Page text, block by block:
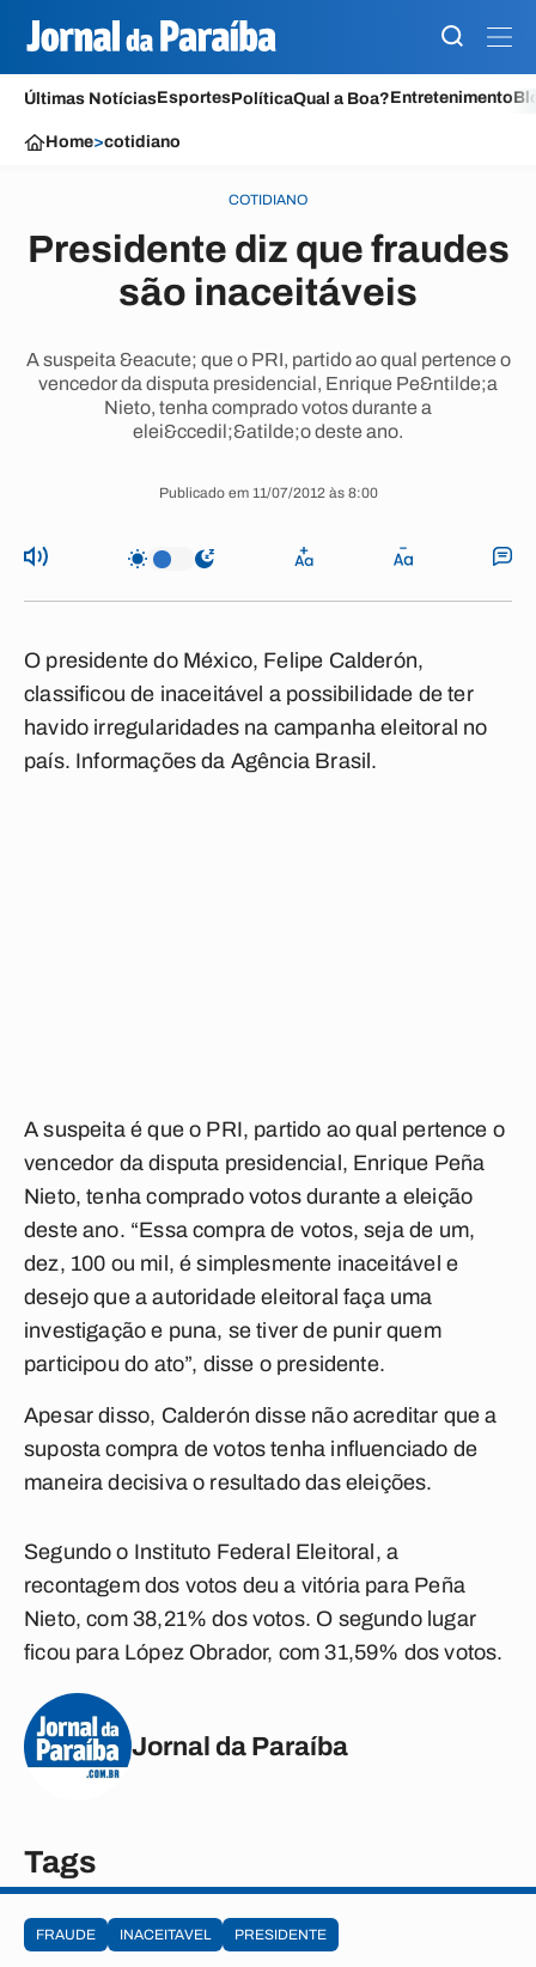
Últimas NotíciasEsportesPolíticaQual a Boa?Entretenimento
Home>cotidiano
COTIDIANO
Presidente diz que fraudes
são inaceitáveis
A suspeita &eacute; que o PRI, partido ao qual pertence o
vencedor da disputa presidencial, Enrique Pe&ntilde;a
Nieto, tenha comprado votos durante a
elei&ccedil;&atilde;o deste ano.
Publicado em 11/07/2012 às 8:00
O presidente do México, Felipe Calderón,
classificou de inaceitável a possibilidade de ter
havido irregularidades na campanha eleitoral no
país. Informações da Agência Brasil.
A suspeita é que o PRI, partido ao qual pertence o
vencedor da disputa presidencial, Enrique Peña
Nieto, tenha comprado votos durante a eleição
deste ano. “Essa compra de votos, seja de um,
dez, 100 ou mil, é simplesmente inaceitável e
desejo que a autoridade eleitoral faça uma
investigação e puna, se tiver de punir quem
participou do ato”, disse o presidente.
Apesar disso, Calderón disse não acreditar que a
suposta compra de votos tenha influenciado de
maneira decisiva o resultado das eleições.
Segundo o Instituto Federal Eleitoral, a
recontagem dos votos deu a vitória para Peña
Nieto, com 38,21% dos votos. O segundo lugar
ficou para López Obrador, com 31,59% dos votos.
Jornal da Paraíba
Tags
FRAUDE INACEITAVEL PRESIDENTE